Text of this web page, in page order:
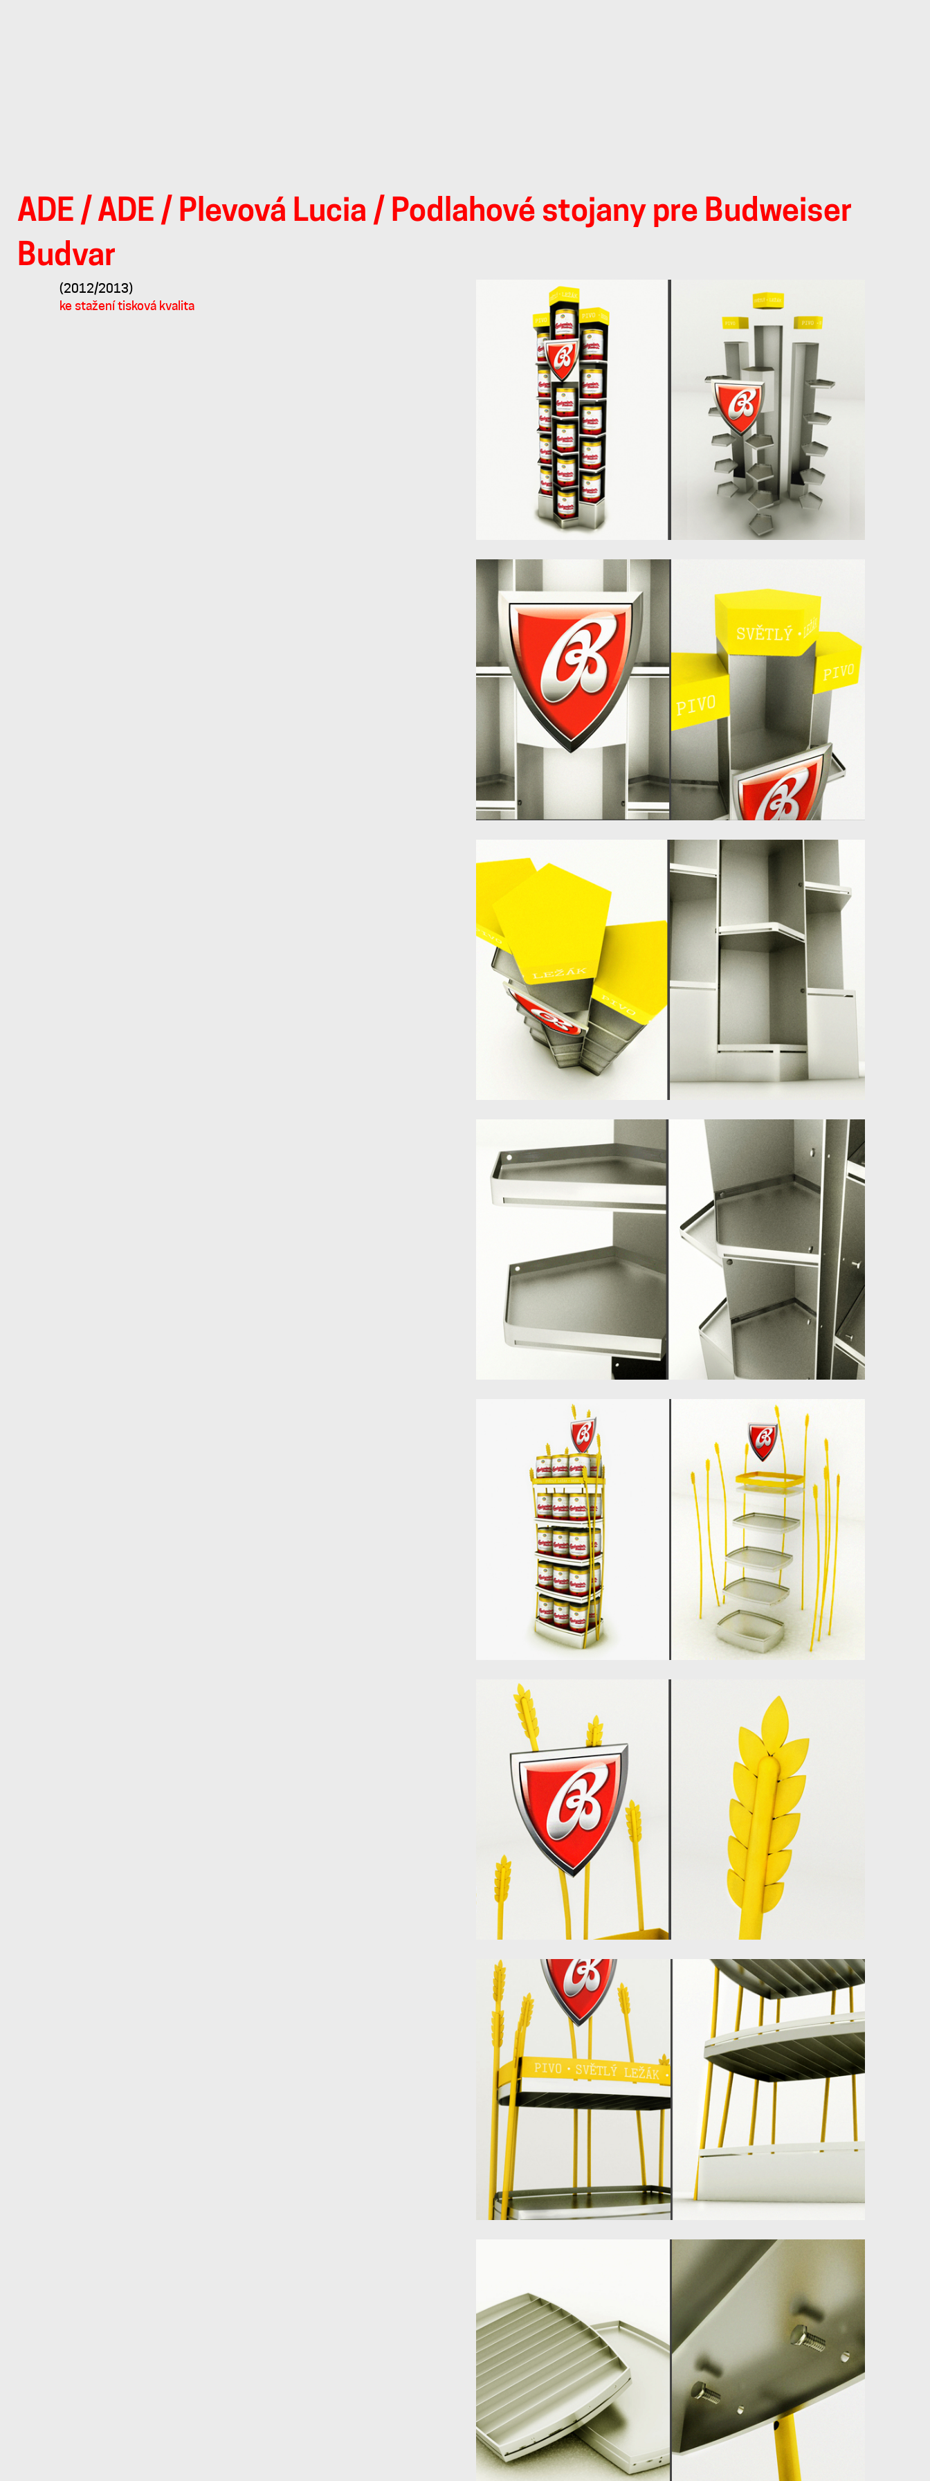
ADE / ADE / Plevová Lucia / Podlahové stojany pre Budweiser
Budvar
Podlahové
stojany
(2012/2013)
ke stažení tisková kvalita